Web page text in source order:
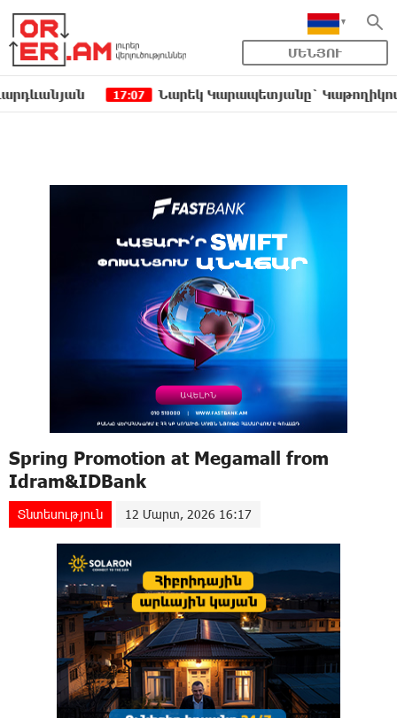
ՄԵՆՅՈՒ
17:07 Նարեկ Կարապետյանը` Կաթողիկոսին
Spring Promotion at Megamall from
Idram&IDBank
Տնտեսություն 12 Մարտ, 2026 16:17